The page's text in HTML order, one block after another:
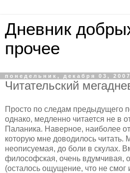
Дневник
прочее
понедельник, декабря 03, 2007
Читательский
Просто по следам предыдущего
однако, медленно читается не в
Паланика. Наверное, наиболее
которую мне доводилось читать.
неописуемая, до боли в скулах.
философская, очень вдумчивая,
(осталось ощущение, что не смог